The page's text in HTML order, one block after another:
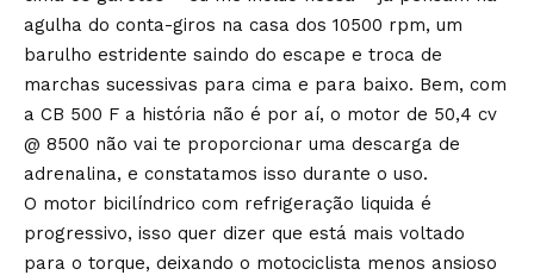
agulha do conta-giros na casa dos 10500 rpm, um
barulho estridente saindo do escape e troca de
marchas sucessivas para cima e para baixo. Bem, com
a CB 500 F a história não é por aí, o motor de 50,4 cv
@ 8500 não vai te proporcionar uma descarga de
adrenalina, e constatamos isso durante o uso.
O motor bicilíndrico com refrigeração liquida é
progressivo, isso quer dizer que está mais voltado
para o torque, deixando o motociclista menos ansioso